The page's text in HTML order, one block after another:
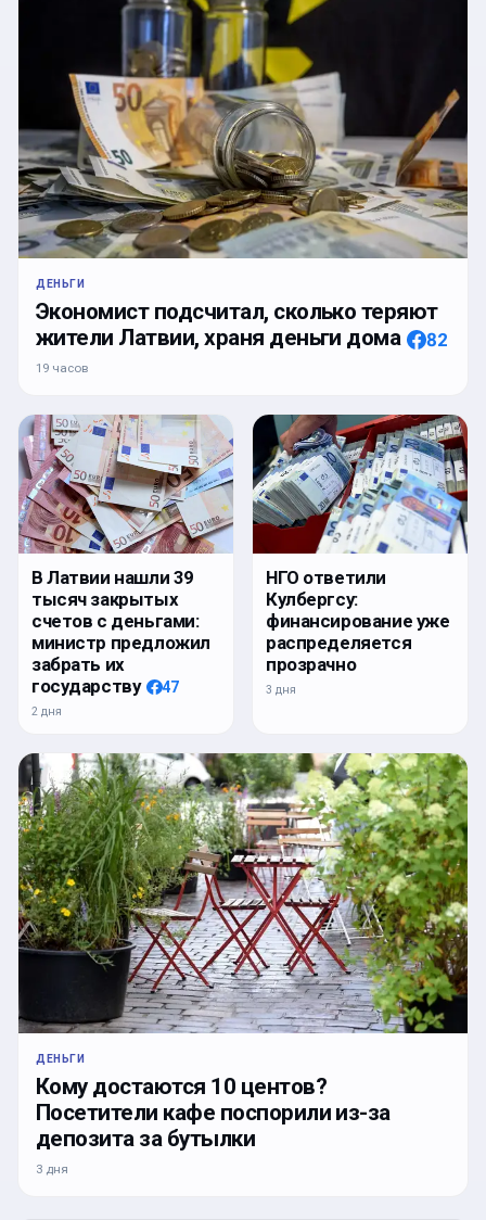
ДЕНЬГИ
Экономист подсчитал, сколько теряют
жители Латвии, храня деньги дома
82
19 часов
В Латвии нашли 39
тысяч закрытых
счетов с деньгами:
министр предложил
забрать их
государству
47
2 дня
НГО ответили
Кулбергсу:
финансирование уже
распределяется
прозрачно
3 дня
ДЕНЬГИ
Кому достаются 10 центов?
Посетители кафе поспорили из-за
депозита за бутылки
3 дня